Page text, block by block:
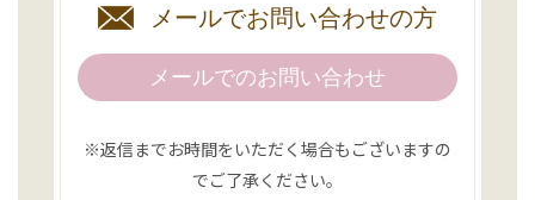
メールでお問い合わせの方
メールでのお問い合わせ
※返信までお時間をいただく場合もございますの
でご了承ください。